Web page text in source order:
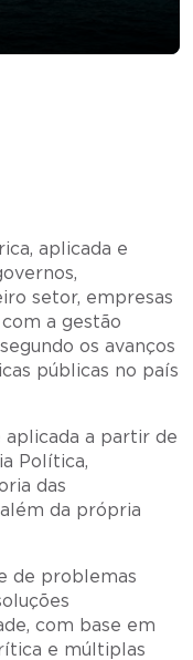
aplicada e
setor, empresas
a gestão
os avanços
públicas no país
aplicada a partir de
Política,
das
da própria
de problemas
com base em
e múltiplas